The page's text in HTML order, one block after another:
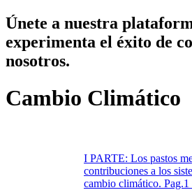
Únete a nuestra
experimenta el éxito de
nosotros.
Cambio Climático
I PARTE: Los pastos
contribuciones a los
cambio climático.